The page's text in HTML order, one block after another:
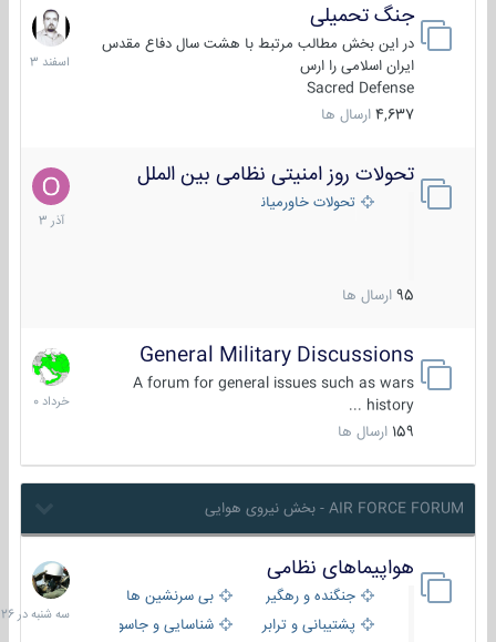
جنگ تحمیلی
در این بخش مطالب مرتبط با هشت سال دفاع مقدس
ایران اسلامی را ارس
Sacred Defense
4,637 ارسال ها
20
اسفند
1403
تحولات روز امنیتی نظامی بین الملل
تحولات خاورمیانه
95 ارسال ها
21
آذر
1403
General Military Discussions
A forum for general issues such as wars
history ...
159 ارسال ها
10
خرداد
1400
AIR FORCE FORUM - بخش نیروی هوایی
هواپیماهای نظامی
جنگنده و رهگیر
بی سرنشین ها
پشتیبانی و ترابری
شناسایی و جاسوسی
سه
شنبه
در